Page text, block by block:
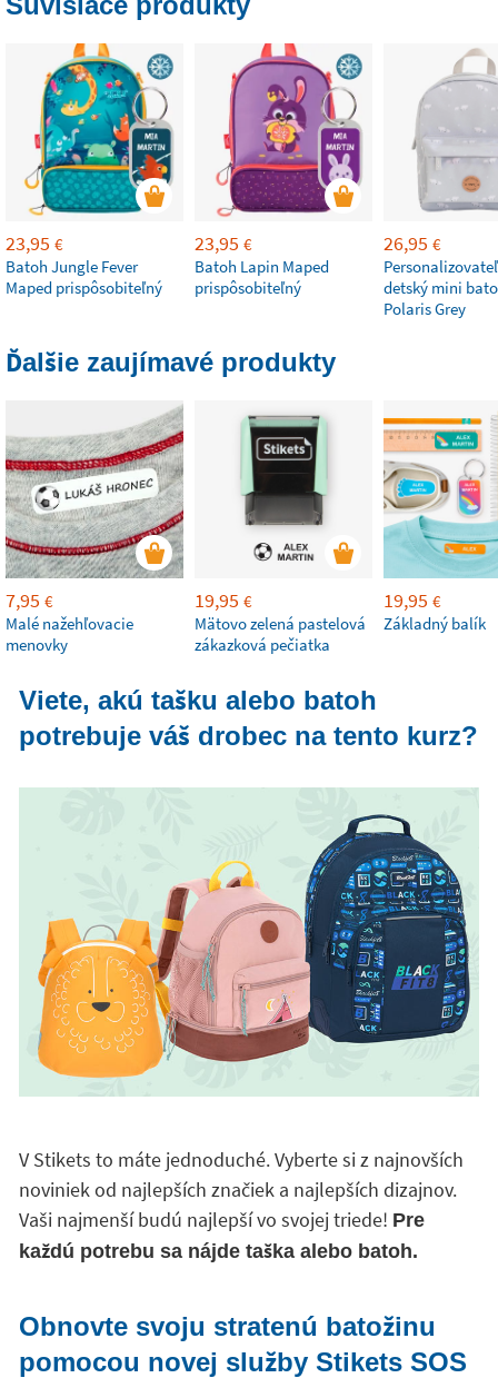
23,95 €
Batoh Jungle Fever
Maped prispôsobiteľný
23,95 €
Batoh Lapin Maped
prispôsobiteľný
26,95 €
detský mini
Polaris Grey
Ďalšie zaujímavé produkty
7,95 €
Malé nažehľovacie
menovky
19,95 €
Mätovo zelená pastelová
zákazková pečiatka
19,95 €
Základný balík
Viete, akú tašku alebo batoh
potrebuje váš drobec na tento kurz?
V Stikets to máte jednoduché. Vyberte si z najnovších
noviniek od najlepších značiek a najlepších dizajnov.
Vaši najmenší budú najlepší vo svojej triede! Pre
každú potrebu sa nájde taška alebo batoh.
Obnovte svoju stratenú batožinu
pomocou novej služby Stikets SOS